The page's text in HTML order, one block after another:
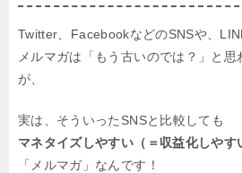
Twitter、FacebookなどのSNSや、
メルマガは「もう古いのでは？」と
が、
実は、そういったSNSと比較しても
マネタイズしやすい（＝収益化しやす
「メルマガ」なんです！